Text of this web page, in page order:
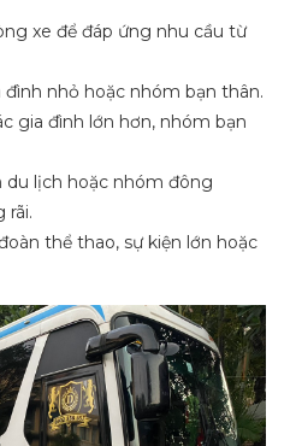
xe để đáp ứng nhu cầu từ
đình nhỏ hoặc nhóm bạn thân.
gia đình lớn hơn, nhóm bạn
du lịch hoặc nhóm đông
rãi.
thể thao, sự kiện lớn hoặc